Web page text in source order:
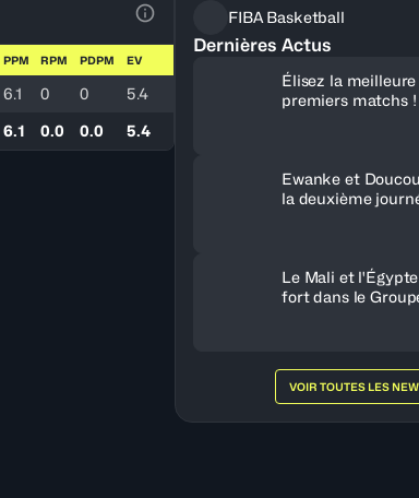
Voir la Légende du Tableau
PPM RPM PDPM EV
6.1 0 0
5.4
6.1 0.0 0.0 5.4
FIBA Basketball
Dernières Actus
Élisez la
premiers matchs !
Ewanke et
la deuxième
Le Mali et
fort dans le
VOIR TOUTES LES